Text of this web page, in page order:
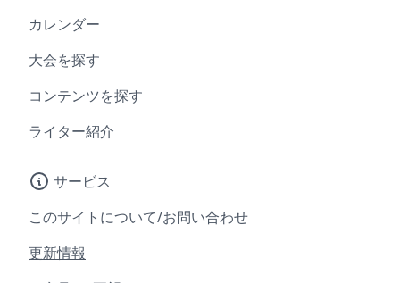
カレンダー
大会を探す
コンテンツを探す
ライター紹介
サービス
このサイトについて/お問い合わせ
更新情報